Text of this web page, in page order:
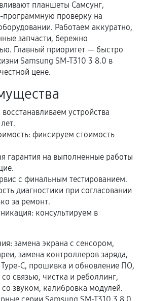
подтверждения
работ с датой, перечнем
установленные комплектующие
гарантия
возможно оформление
Стоимость, сроки и
согласовываются отдельно и
не действует
эксплуатации,
повреждения, попадание влаги,
планшеты Самсунг,
программную проверку на
Работаем аккуратно,
запчасти, бережно
Главный приоритет — быстро
Samsung SM-T310 3 8.0 в
цене.
устройства
фиксируем стоимость
гарантия на выполненные работы
с финальным тестированием.
диагностики при согласовании
за ремонт.
консультируем в
замена экрана с сенсором,
замена контроллеров заряда,
C, прошивка и обновление ПО,
связью, чистка и реболлинг,
звуком, калибровка модулей.